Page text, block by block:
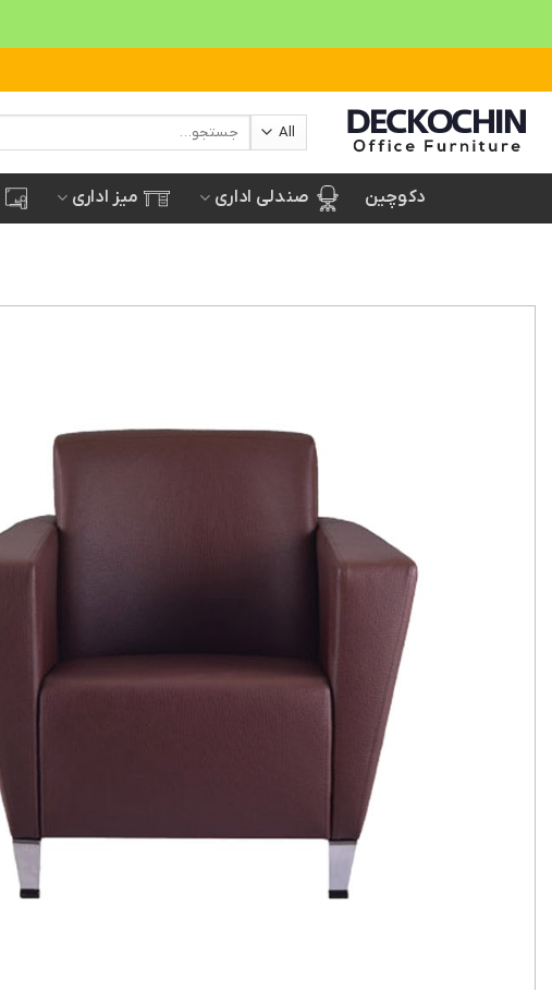
to
content
برای:
دکوچین صندلی اداری میز اداری